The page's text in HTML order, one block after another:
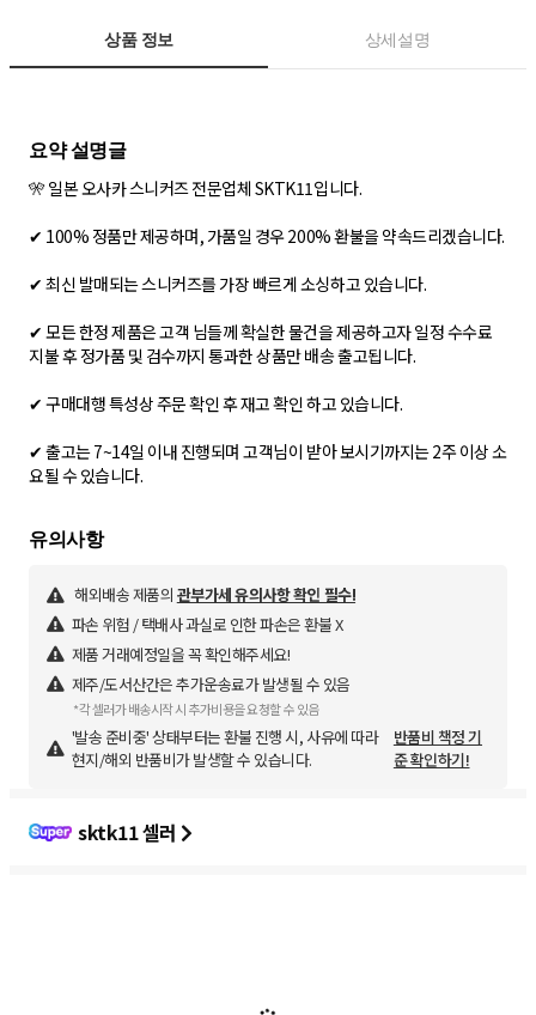
상품 정보 상세설명
요약 설명글
🎌 일본 오사카 스니커즈 전문업체 SKTK11입니다.
✔ 100% 정품만 제공하며, 가품일 경우 200% 환불을 약속드리겠습니다.
✔ 최신 발매되는 스니커즈를 가장 빠르게 소싱하고 있습니다.
✔ 모든 한정 제품은 고객 님들께 확실한 물건을 제공하고자 일정 수수료
지불 후 정가품 및 검수까지 통과한 상품만 배송 출고됩니다.
✔ 구매대행 특성상 주문 확인 후 재고 확인 하고 있습니다.
✔ 출고는 7~14일 이내 진행되며 고객님이 받아 보시기까지는 2주 이상 소
요될 수 있습니다.
유의사항
해외배송 제품의 관부가세 유의사항 확인 필수!
파손 위험 / 택배사 과실로 인한 파손은 환불 X
제품 거래예정일을 꼭 확인해주세요!
제주/도서산간은 추가운송료가 발생될 수 있음
*각 셀러가 배송시작 시 추가비용을 요청할 수 있음
'발송 준비중' 상태부터는 환불 진행 시, 사유에 따라
현지/해외 반품비가 발생할 수 있습니다.
반품비 책정 기
준 확인하기!
sktk11 셀러